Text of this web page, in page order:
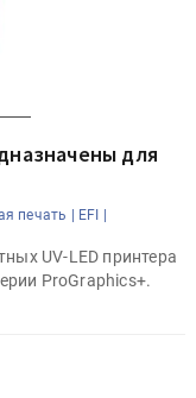
для
печать | EFI |
UV-LED принтера
ProGraphics+.